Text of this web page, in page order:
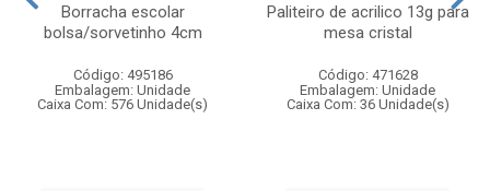
Borracha escolar
bolsa/sorvetinho 4cm
Código: 495186
Embalagem: Unidade
Caixa Com: 576 Unidade(s)
Paliteiro de acrilico 13g para
mesa cristal
Código: 471628
Embalagem: Unidade
Caixa Com: 36 Unidade(s)